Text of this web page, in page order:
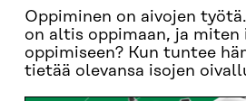
Oppiminen on aivojen
on altis oppimaan, ja miten
oppimiseen? Kun tuntee
tietää olevansa isojen